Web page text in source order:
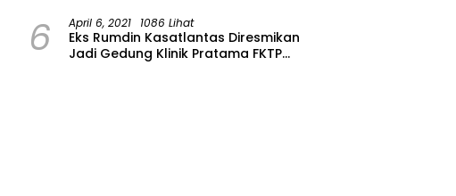
6 April 6, 2021 1086 Lihat
Eks Rumdin Kasatlantas Diresmikan
Jadi Gedung Klinik Pratama FKTP